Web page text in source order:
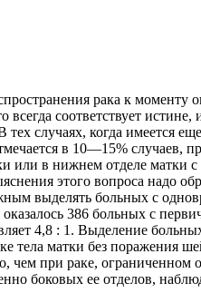
рака к моменту
соответствует истине,
случаях, когда имеется
в 10—15% случаев,
или в нижнем отделе
этого вопроса надо
выделять больных с
386 больных с
4,8 : 1. Выделение
тела матки без поражения
чем при раке,
боковых ее отделов,